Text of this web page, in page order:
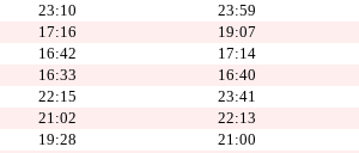
23:10 23:59
17:16 19:07
16:42 17:14
16:33 16:40
22:15 23:41
21:02 22:13
19:28 21:00